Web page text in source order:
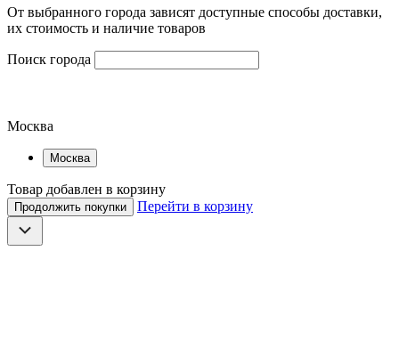
От выбранного города зависят доступные способы доставки,
их стоимость и наличие товаров
Поиск города
Москва
Москва
Товар добавлен в корзину
Продолжить покупки Перейти в корзину